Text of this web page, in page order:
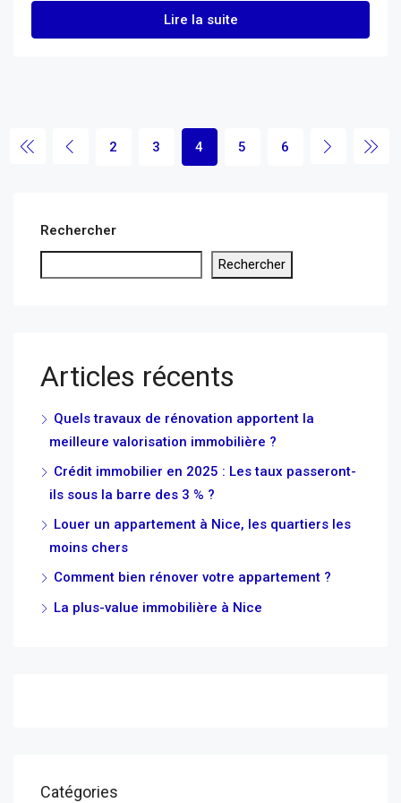
Lire la suite
2 3 4 5 6
Rechercher
Rechercher
Articles récents
Quels travaux de rénovation apportent la
meilleure valorisation immobilière ?
Crédit immobilier en 2025 : Les taux passeront-
ils sous la barre des 3 % ?
Louer un appartement à Nice, les quartiers les
moins chers
Comment bien rénover votre appartement ?
La plus-value immobilière à Nice
Catégories